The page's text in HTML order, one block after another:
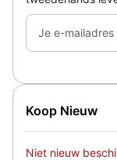
Je e-mailadres
Koop Nieuw
Niet nieuw